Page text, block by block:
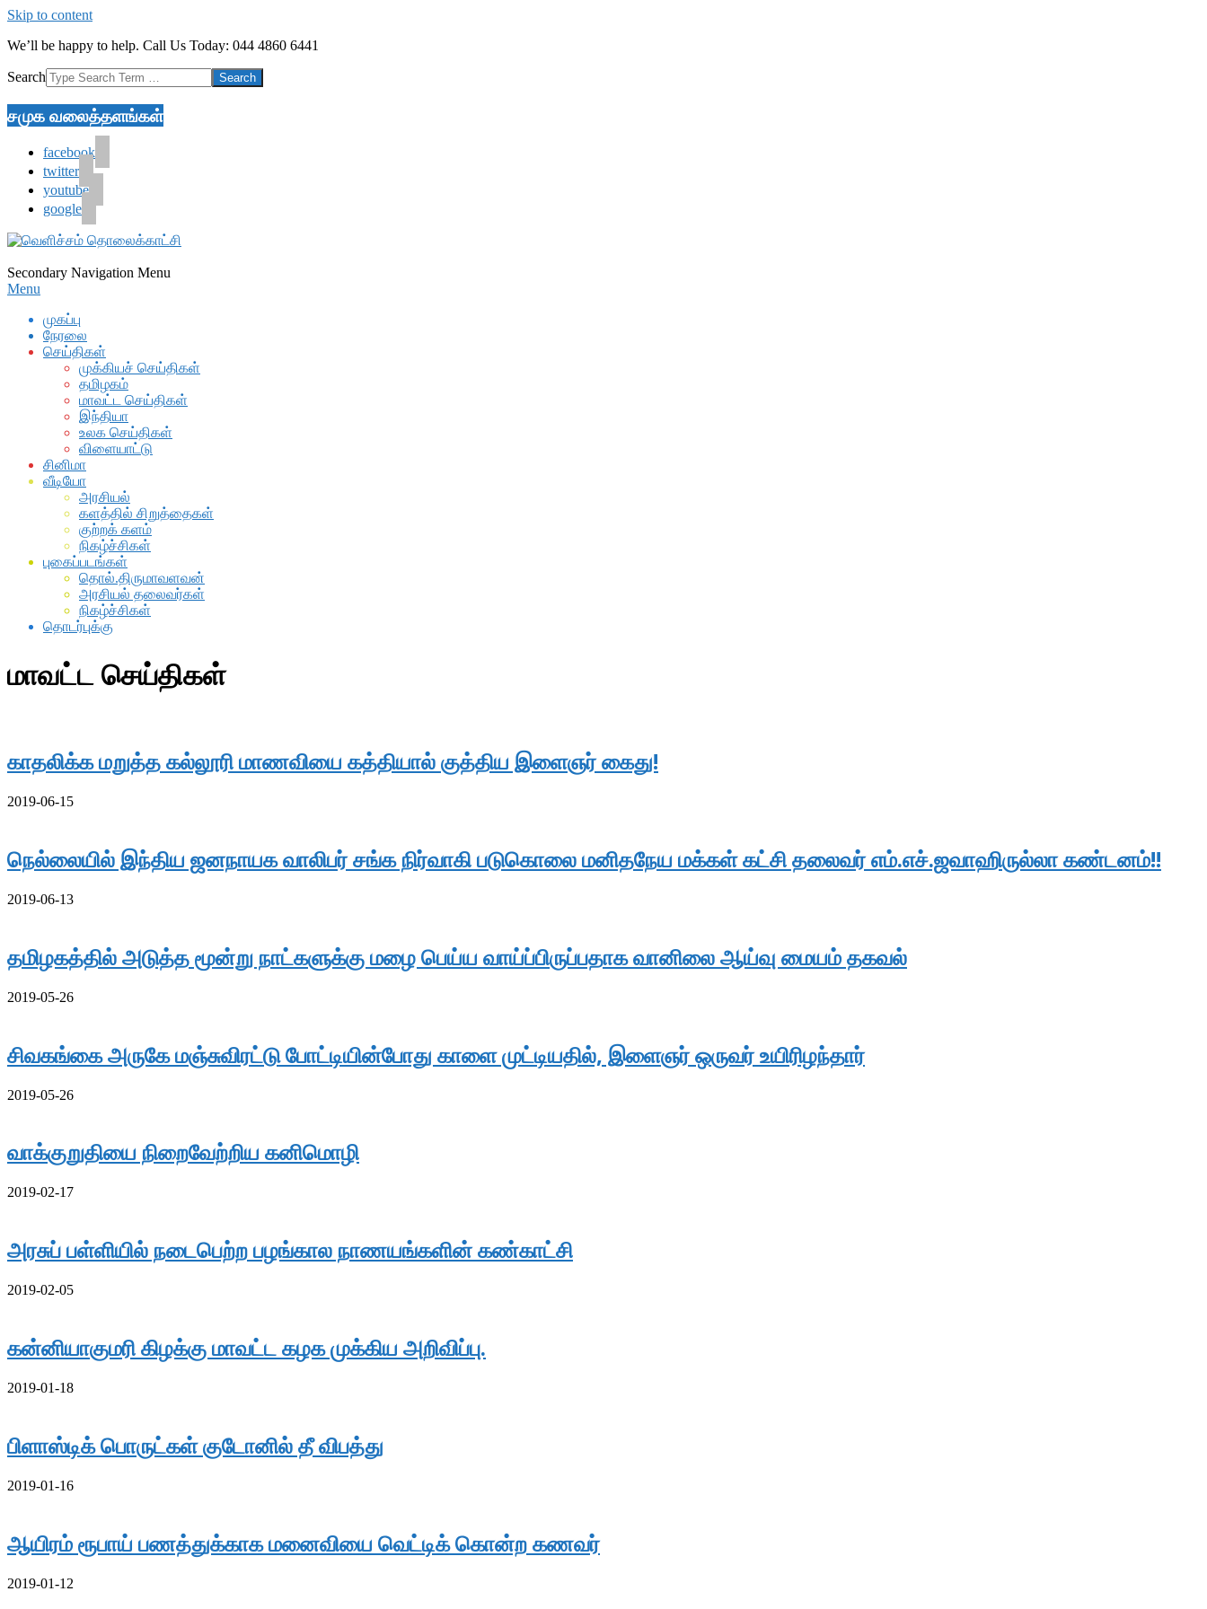
Skip to content
We’ll be happy to help. Call Us Today: 044 4860 6441
Search
சமுக வலைத்தளங்கள்
facebook
twitter
youtube
google
Secondary Navigation Menu
Menu
முகப்பு
நேரலை
செய்திகள்
முக்கியச் செய்திகள்
தமிழகம்
மாவட்ட செய்திகள்
இந்தியா
உலக செய்திகள்
விளையாட்டு
சினிமா
வீடியோ
அரசியல்
களத்தில் சிறுத்தைகள்
குற்றக் களம்
நிகழ்ச்சிகள்
புகைப்படங்கள்
தொல்.திருமாவளவன்
அரசியல் தலைவர்கள்
நிகழ்ச்சிகள்
தொடர்புக்கு
மாவட்ட செய்திகள்
காதலிக்க மறுத்த கல்லூரி மாணவியை கத்தியால் குத்திய இளைஞர் கைது!
2019-06-15
நெல்லையில் இந்திய ஜனநாயக வாலிபர் சங்க நிர்வாகி படுகொலை மனிதநேய மக்கள் கட்சி தலைவர் எம்.எச்.ஜவாஹிருல்லா கண்டனம்!!
2019-06-13
தமிழகத்தில் அடுத்த மூன்று நாட்களுக்கு மழை பெய்ய வாய்ப்பிருப்பதாக வானிலை ஆய்வு மையம் தகவல்
2019-05-26
சிவகங்கை அருகே மஞ்சுவிரட்டு போட்டியின்போது காளை முட்டியதில், இளைஞர் ஒருவர் உயிரிழந்தார்
2019-05-26
வாக்குறுதியை நிறைவேற்றிய கனிமொழி
2019-02-17
அரசுப் பள்ளியில் நடைபெற்ற பழங்கால நாணயங்களின் கண்காட்சி
2019-02-05
கன்னியாகுமரி கிழக்கு மாவட்ட கழக முக்கிய அறிவிப்பு.
2019-01-18
பிளாஸ்டிக் பொருட்கள் குடோனில் தீ விபத்து
2019-01-16
ஆயிரம் ரூபாய் பணத்துக்காக மனைவியை வெட்டிக் கொன்ற கணவர்
2019-01-12